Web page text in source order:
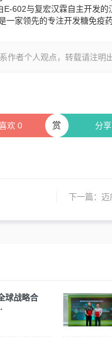
602与复宏汉霖自主开发
家领先的专注开发糖免疫
作者个人观点，转载请注明出
欢 0 分享
赏
下一篇： 迈威
球战略合